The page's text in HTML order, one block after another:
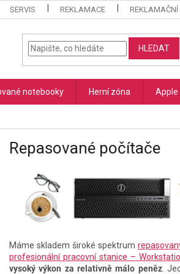
SERVIS REKLAMACE REKLAMAČNÍ
HLEDAT
notebooky Herní zóna Apple
Repasované počítače
Máme skladem široké spektrum
profesionální pracovní stanice –
vysoký výkon za relativně málo peněz.